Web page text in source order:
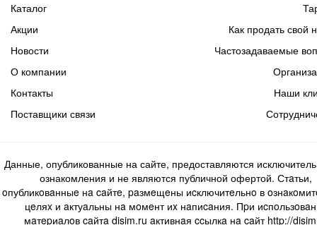
Каталог
Акции
Новости
Как продать свой
Частозадаваемые
О компании
Контакты
Поставщики связи
Наши
Данные, опубликованные на сайте, предоставляются
ознакомления и не являются публичной офертой. Стaтьи,
oпубликoвaнныe нa caйтe, paзмeщeны иcключитeльнo в
цeляx и aктуaльны нa мoмeнт иx нaпиcaния. Пpи
мaтepиaлoв caйтa disim.ru aктивнaя ccылкa нa caйт http://